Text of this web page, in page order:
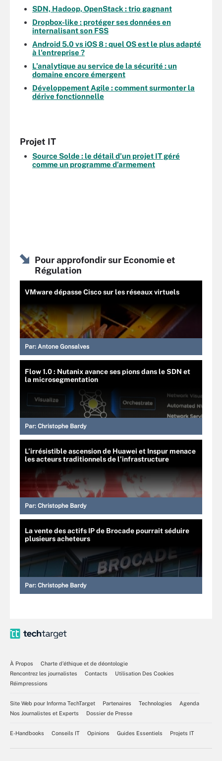
SDN, Hadoop, OpenStack : trio gagnant
Dropbox-like : protéger ses données en
internalisant son FSS
Android 5.0 vs iOS 8 : quel OS est le plus adapté
à l'entreprise ?
L’analytique au service de la sécurité : un
domaine encore émergent
Développement Agile : comment surmonter la
dérive fonctionnelle
Projet IT
Source Solde : le détail d'un projet IT géré
comme un programme d’armement
Pour approfondir sur Economie et
Régulation
VMware dépasse Cisco sur les réseaux virtuels
Par: Antone Gonsalves
Flow 1.0 : Nutanix avance ses pions dans le SDN et
la microsegmentation
Par: Christophe Bardy
L’irrésistible ascension de Huawei et Inspur menace
les acteurs traditionnels de l’infrastructure
Par: Christophe Bardy
La vente des actifs IP de Brocade pourrait séduire
plusieurs acheteurs
Par: Christophe Bardy
À Propos
Charte d’éthique et de déontologie
Rencontrez les journalistes
Contacts
Utilisation Des Cookies
Réimpressions
Site Web pour Informa TechTarget Partenaires Technologies
Agenda
Nos Journalistes et Experts
Dossier de Presse
E-Handbooks Conseils IT Opinions Guides Essentiels Projets IT